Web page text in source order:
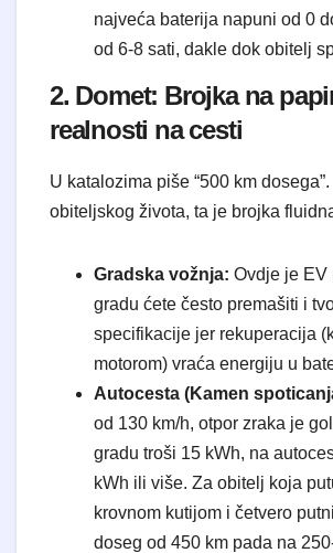
najveća baterija napuni od 0
od 6-8 sati, dakle dok obitelj
2. Domet: Brojka na
realnosti na cesti
U katalozima piše “500 km
obiteljskog života, ta je brojka
Gradska vožnja: Ovdje je EV
gradu ćete često premašiti i
specifikacije jer rekuperacija
motorom) vraća energiju u
Autocesta (Kamen
od 130 km/h, otpor zraka je
gradu troši 15 kWh, na
kWh ili više. Za obitelj koja
krovnom kutijom i četvero
doseg od 450 km pada na